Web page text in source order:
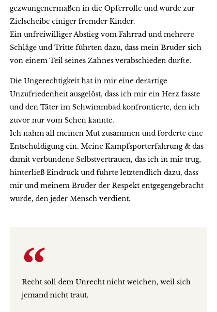
gezwungenermaßen in die Opferrolle und wurde zur
Zielscheibe einiger fremder Kinder.
Ein unfreiwilliger Abstieg vom Fahrrad und mehrere
Schläge und Tritte führten dazu, dass mein Bruder sich
von einem Teil seines Zahnes verabschieden durfte.
Die Ungerechtigkeit hat in mir eine derartige
Unzufriedenheit ausgelöst, dass ich mir ein Herz fasste
und den Täter im Schwimmbad konfrontierte, den ich
zuvor nur vom Sehen kannte.
Ich nahm all meinen Mut zusammen und forderte eine
Entschuldigung ein. Meine Kampfsporterfahrung & das
damit verbundene Selbstvertrauen, das ich in mir trug,
hinterließ Eindruck und führte letztendlich dazu, dass
mir und meinem Bruder der Respekt entgegengebracht
wurde, den jeder Mensch verdient.
Recht soll dem Unrecht nicht weichen, weil sich
jemand nicht traut.